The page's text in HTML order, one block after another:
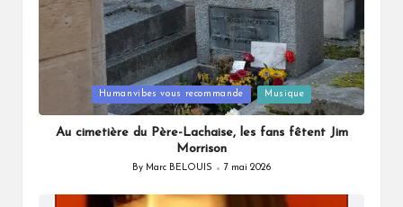
in
Humanvibes vous recommande Musique
Au cimetière du Père-Lachaise, les fans fêtent Jim
Morrison
Posted
By Marc BELOUIS 7 mai 2026